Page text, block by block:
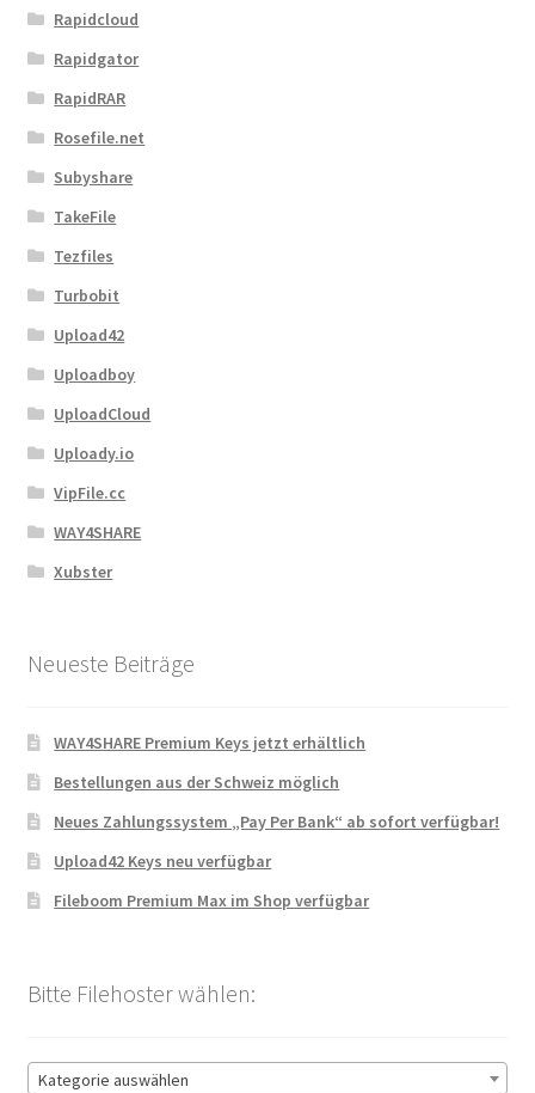
Rapidcloud
Rapidgator
RapidRAR
Rosefile.net
Subyshare
TakeFile
Tezfiles
Turbobit
Upload42
Uploadboy
UploadCloud
Uploady.io
VipFile.cc
WAY4SHARE
Xubster
Neueste Beiträge
WAY4SHARE Premium Keys jetzt erhältlich
Bestellungen aus der Schweiz möglich
Neues Zahlungssystem „Pay Per Bank“ ab sofort verfügbar!
Upload42 Keys neu verfügbar
Fileboom Premium Max im Shop verfügbar
Bitte Filehoster wählen:
Kategorie auswählen